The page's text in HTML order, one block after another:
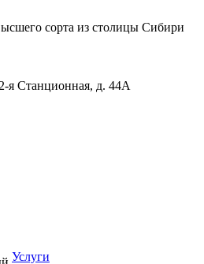
сорта из столицы Сибири
я Станционная, д. 44А
Услуги